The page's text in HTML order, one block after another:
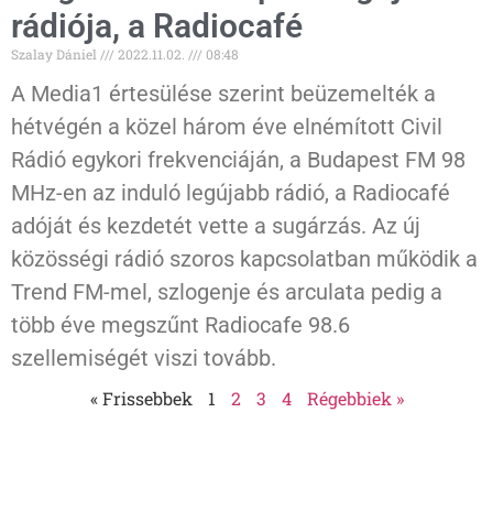
rádiója, a Radiocafé
Szalay Dániel 2022.11.02. 08:48
A Media1 értesülése szerint beüzemelték a
hétvégén a közel három éve elnémított Civil
Rádió egykori frekvenciáján, a Budapest FM 98
MHz-en az induló legújabb rádió, a Radiocafé
adóját és kezdetét vette a sugárzás. Az új
közösségi rádió szoros kapcsolatban működik a
Trend FM-mel, szlogenje és arculata pedig a
több éve megszűnt Radiocafe 98.6
szellemiségét viszi tovább.
« Frissebbek 1 2 3 4 Régebbiek »